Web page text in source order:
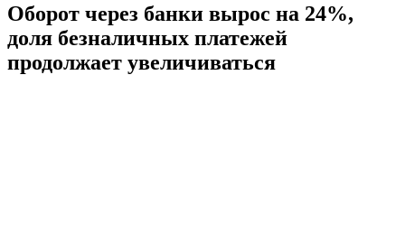
Оборот через банки вырос на 24%,
доля безналичных платежей
продолжает увеличиваться